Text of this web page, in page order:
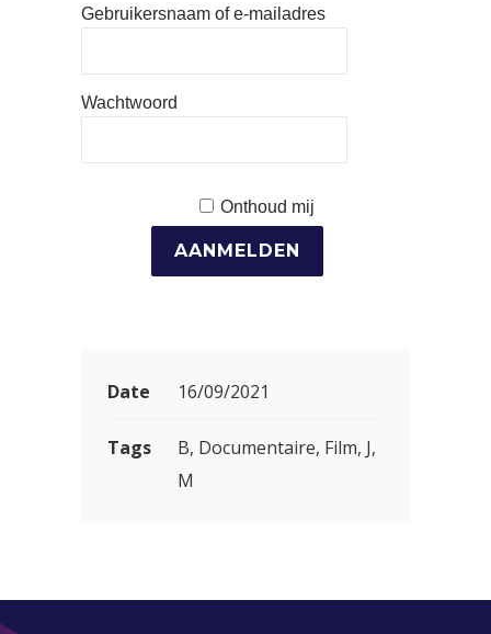
Gebruikersnaam of e-mailadres
Wachtwoord
Onthoud mij
Date 16/09/2021
Tags
B, Documentaire, Film, J,
M